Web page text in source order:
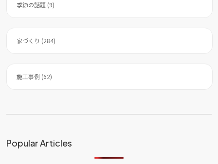
季節の話題 (9)
家づくり (284)
施工事例 (62)
Popular Articles